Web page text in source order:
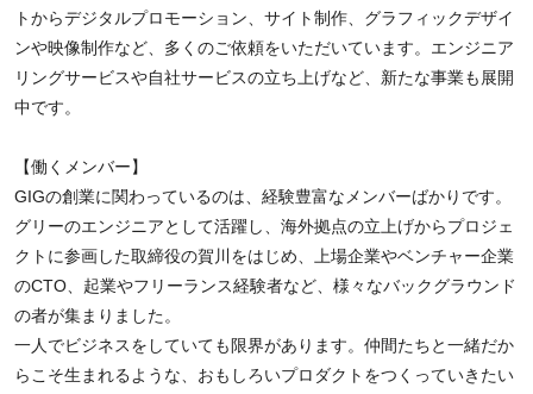
トからデジタルプロモーション、サイト制作、グラフィックデザイ
ンや映像制作など、多くのご依頼をいただいています。エンジニア
リングサービスや自社サービスの立ち上げなど、新たな事業も展開
中です。
【働くメンバー】
GIGの創業に関わっているのは、経験豊富なメンバーばかりです。
グリーのエンジニアとして活躍し、海外拠点の立上げからプロジェ
クトに参画した取締役の賀川をはじめ、上場企業やベンチャー企業
のCTO、起業やフリーランス経験者など、様々なバックグラウンド
の者が集まりました。
一人でビジネスをしていても限界があります。仲間たちと一緒だか
らこそ生まれるような、おもしろいプロダクトをつくっていきたい